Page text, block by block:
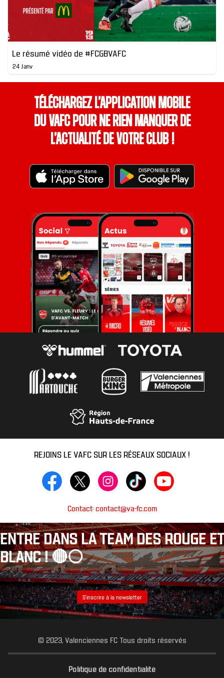
Le résumé vidéo de #FCGBVAFC
24 Janv
Téléchargez l’application mobile
du VAFC pour ne rien manquer de
l’actualité de votre club !
REJOINS LE VAFC SUR LES RÉSEAUX SOCIAUX !
Contact: contact@va-fc.com
ENTRE DANS LA TEAM DES ROUGE ET
BLANC ! 🔴⚪️
S’inscrire à la newsletter
© 2023, Valenciennes FC Tous droits réservés
Politique de confidentialité